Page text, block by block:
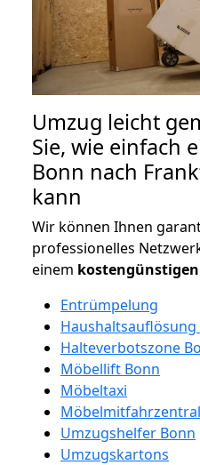
Umzug leicht
Sie, wie einfach
Bonn nach
kann
Wir können Ihnen
professionelles
einem kostengünstigen
Entrümpelung
Haushaltsauflösung
Halteverbotszone
Möbellift Bonn
Möbeltaxi
Umzugshelfer Bonn
Umzugskartons